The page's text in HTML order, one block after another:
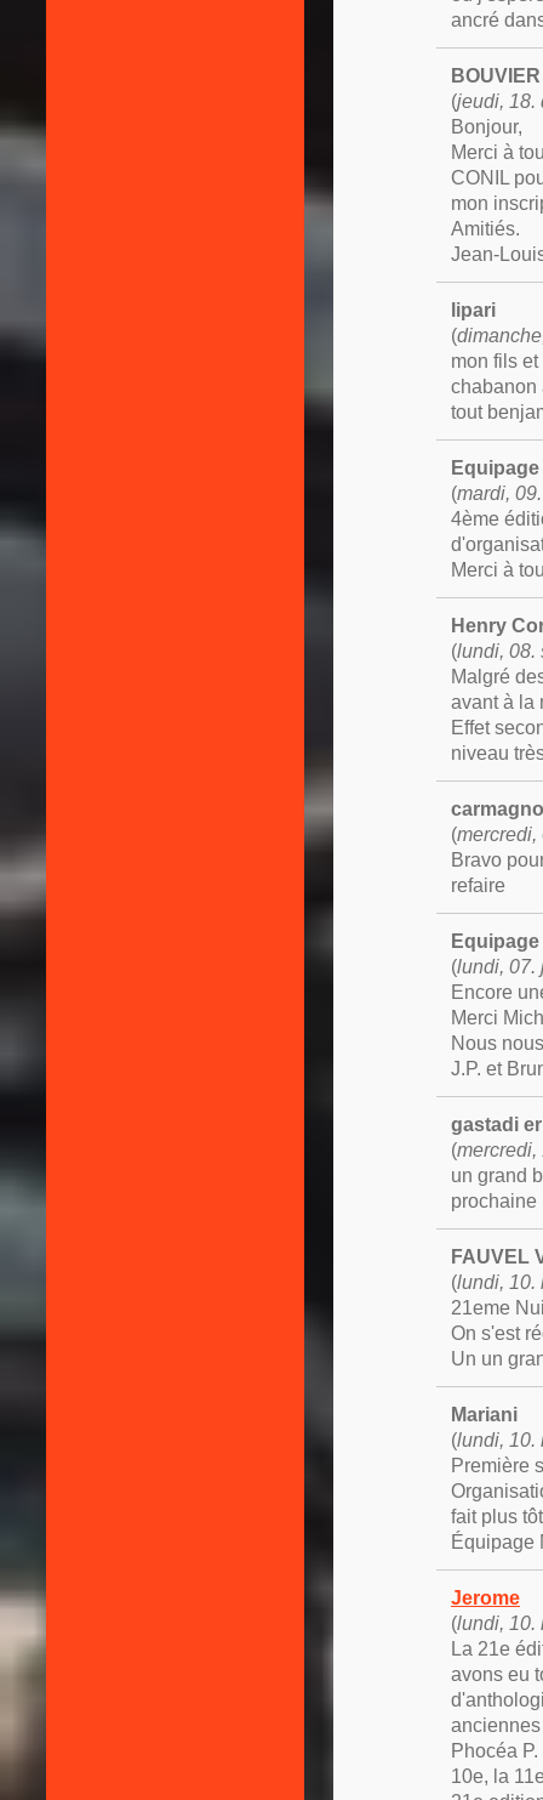
ancré
(jeudi, 18.
Bonjour,
Merci à
CONIL
mon
Amitiés.
Jean-
lipari
(
mon fils
chabanon
tout
(mardi,
4ème
Merci à
Henry
(lundi, 08.
Malgré
avant à la
Effet
niveau
(mercredi,
Bravo
refaire
(lundi, 07.
Encore
Merci
Nous
J.P. et
gastadi
(mercredi,
un grand
prochaine
FAUVEL
(lundi, 10.
21eme
On s'est
Un un
Mariani
(lundi, 10.
Première
fait plus tôt
Équipage
Jerome
(lundi, 10.
La 21e
avons eu
Phocéa
10e, la